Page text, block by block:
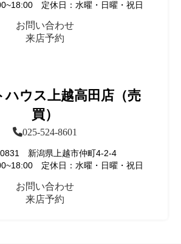
定休日：水曜・日曜・祝日
お問い合わせ
来店予約
ハウス上越高田店（売
買）
025-524-8601
新潟県上越市仲町4-2-4
定休日：水曜・日曜・祝日
お問い合わせ
来店予約